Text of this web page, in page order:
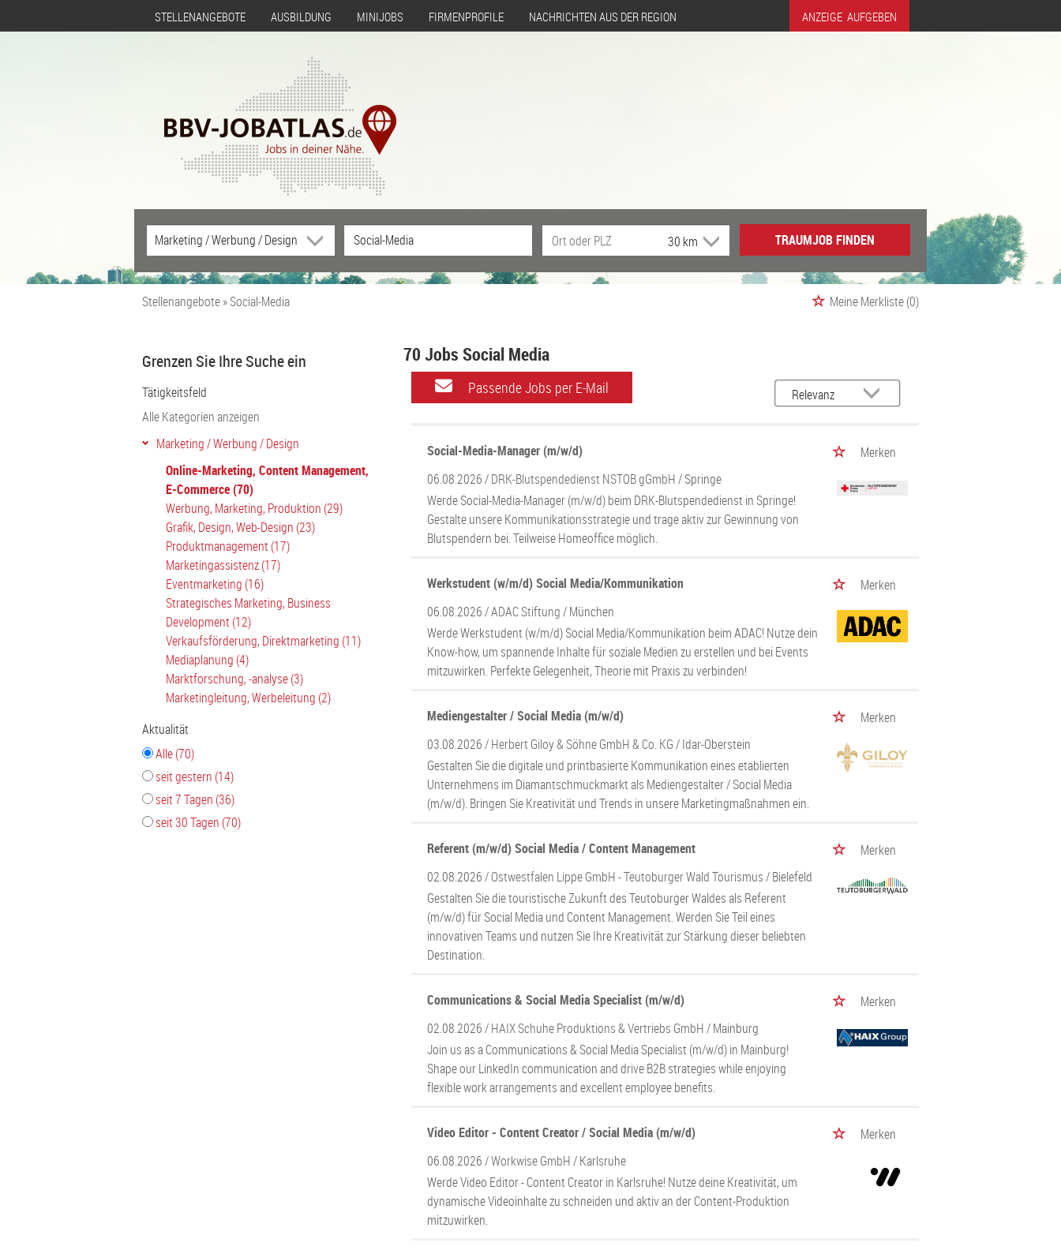
STELLENANGEBOTE AUSBILDUNG MINIJOBS FIRMENPROFILE NACHRICHTEN AUS DER REGION ANZEIGE AUFGEBEN
TRAUMJOB FINDEN
Stellenangebote Social-Media Meine Merkliste(0)
Grenzen Sie Ihre Suche ein
Tätigkeitsfeld
Alle Kategorien anzeigen
Marketing / Werbung / Design
Online-Marketing, Content Management,
E-Commerce (70)
Werbung, Marketing, Produktion (29)
Grafik, Design, Web-Design (23)
Produktmanagement (17)
Marketingassistenz (17)
Eventmarketing (16)
Strategisches Marketing, Business
Development (12)
Verkaufsförderung, Direktmarketing (11)
Mediaplanung (4)
Marktforschung, -analyse (3)
Marketingleitung, Werbeleitung (2)
Aktualität
Alle (70)
seit gestern (14)
seit 7 Tagen (36)
seit 30 Tagen (70)
70 Jobs Social Media
Passende Jobs per E-Mail
Social-Media-Manager (m/w/d)
Merken
06.08.2026 /DRK-Blutspendedienst NSTOB gGmbH/ Springe
Werde Social-Media-Manager (m/w/d) beim DRK-Blutspendedienst in Springe!
Gestalte unsere Kommunikationsstrategie und trage aktiv zur Gewinnung von
Blutspendern bei. Teilweise Homeoffice möglich.
Werkstudent (w/m/d) Social Media/Kommunikation
Merken
06.08.2026 /ADAC Stiftung/ München
Werde Werkstudent (w/m/d) Social Media/Kommunikation beim ADAC! Nutze dein
Know-how, um spannende Inhalte für soziale Medien zu erstellen und bei Events
mitzuwirken. Perfekte Gelegenheit, Theorie mit Praxis zu verbinden!
Mediengestalter / Social Media (m/w/d)
Merken
03.08.2026 /Herbert Giloy & Söhne GmbH & Co. KG/ Idar-Oberstein
Gestalten Sie die digitale und printbasierte Kommunikation eines etablierten
Unternehmens im Diamantschmuckmarkt als Mediengestalter / Social Media
(m/w/d). Bringen Sie Kreativität und Trends in unsere Marketingmaßnahmen ein.
Referent (m/w/d) Social Media / Content Management
Merken
02.08.2026 /Ostwestfalen Lippe GmbH - Teutoburger Wald Tourismus/ Bielefeld
Gestalten Sie die touristische Zukunft des Teutoburger Waldes als Referent
(m/w/d) für Social Media und Content Management. Werden Sie Teil eines
innovativen Teams und nutzen Sie Ihre Kreativität zur Stärkung dieser beliebten
Destination.
Communications & Social Media Specialist (m/w/d)
Merken
02.08.2026 /HAIX Schuhe Produktions & Vertriebs GmbH/ Mainburg
Join us as a Communications & Social Media Specialist (m/w/d) in Mainburg!
Shape our LinkedIn communication and drive B2B strategies while enjoying
flexible work arrangements and excellent employee benefits.
Video Editor - Content Creator / Social Media (m/w/d)
Merken
06.08.2026 /Workwise GmbH/ Karlsruhe
Werde Video Editor - Content Creator in Karlsruhe! Nutze deine Kreativität, um
dynamische Videoinhalte zu schneiden und aktiv an der Content-Produktion
mitzuwirken.